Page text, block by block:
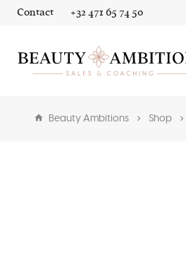
Contact +32 471 65 74 50
Beauty Ambitions Shop